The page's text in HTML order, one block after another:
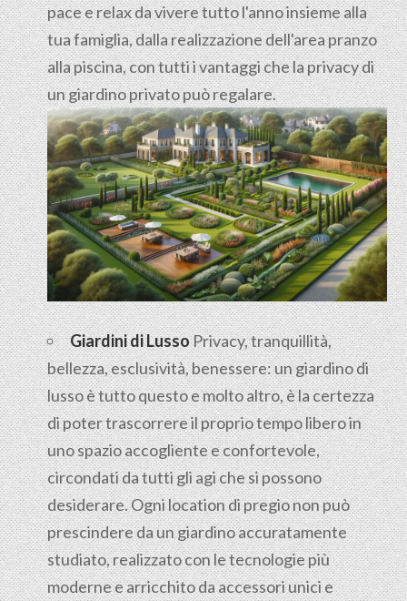
pace e relax da vivere tutto l'anno insieme alla
tua famiglia, dalla realizzazione dell'area pranzo
alla piscina, con tutti i vantaggi che la privacy di
un giardino privato può regalare.
Giardini di LussoPrivacy, tranquillità,
bellezza, esclusività, benessere: un giardino di
lusso è tutto questo e molto altro, è la certezza
di poter trascorrere il proprio tempo libero in
uno spazio accogliente e confortevole,
circondati da tutti gli agi che si possono
desiderare. Ogni location di pregio non può
prescindere da un giardino accuratamente
studiato, realizzato con le tecnologie più
moderne e arricchito da accessori unici e